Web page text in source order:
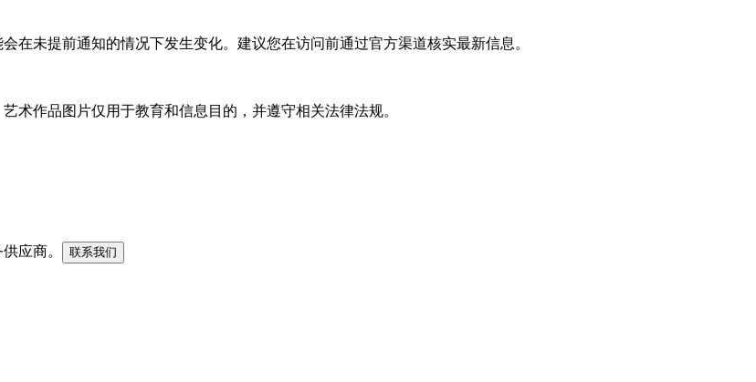
在未提前通知的情况下发生变化。建议您在访问前通过官方渠道核实最新信息。
术作品图片仅用于教育和信息目的，并遵守相关法律法规。
应商。
联系我们